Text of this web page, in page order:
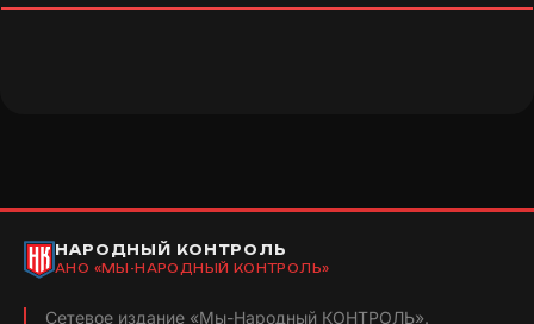
НАРОДНЫЙ КОНТРОЛЬ
АНО «МЫ-НАРОДНЫЙ КОНТРОЛЬ»
Сетевое издание «Мы-Народный КОНТРОЛЬ».